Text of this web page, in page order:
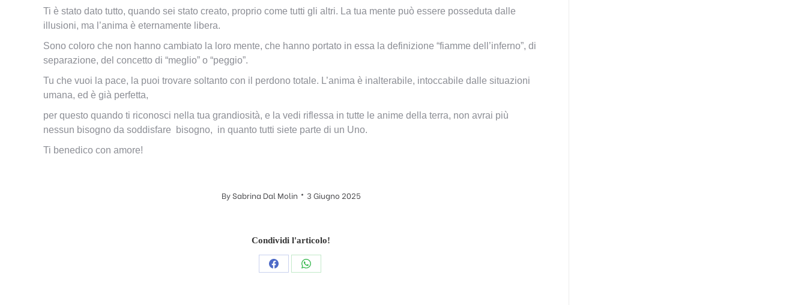
Ti è stato dato tutto, quando sei stato creato, proprio come tutti gli altri. La tua mente può essere posseduta dalle
illusioni, ma l’anima è eternamente libera.
Sono coloro che non hanno cambiato la loro mente, che hanno portato in essa la definizione “fiamme dell’inferno”, di
separazione, del concetto di “meglio” o “peggio”.
Tu che vuoi la pace, la puoi trovare soltanto con il perdono totale. L’anima è inalterabile, intoccabile dalle situazioni
umana, ed è già perfetta,
per questo quando ti riconosci nella tua grandiosità, e la vedi riflessa in tutte le anime della terra, non avrai più
nessun bisogno da soddisfare bisogno, in quanto tutti siete parte di un Uno.
Ti benedico con amore!
BySabrina Dal Molin 3 Giugno 2025
Condividi l'articolo!
CondividiCondividi